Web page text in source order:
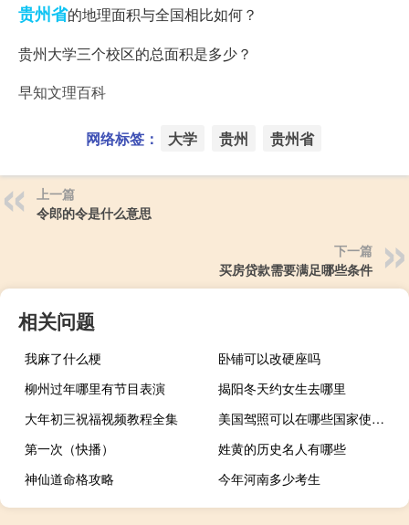
贵州省的地理面积与全国相比如何？
贵州大学三个校区的总面积是多少？
早知文理百科
网络标签： 大学 贵州 贵州省
上一篇
令郎的令是什么意思
下一篇
买房贷款需要满足哪些条件
相关问题
我麻了什么梗
卧铺可以改硬座吗
柳州过年哪里有节目表演
揭阳冬天约女生去哪里
大年初三祝福视频教程全集
美国驾照可以在哪些国家使用么
第一次（快播）
姓黄的历史名人有哪些
神仙道命格攻略
今年河南多少考生